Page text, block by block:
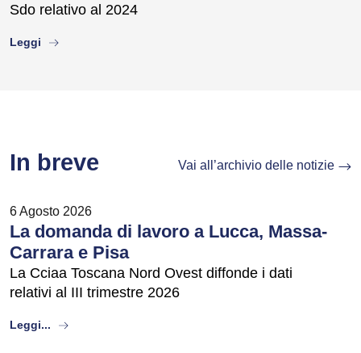
Sdo relativo al 2024
Leggi about
In breve Vai all’archivio delle notizie
6 Agosto 2026
La domanda di lavoro a Lucca, Massa-
Carrara e Pisa
La Cciaa Toscana Nord Ovest diffonde i dati
relativi al III trimestre 2026
Leggi... about